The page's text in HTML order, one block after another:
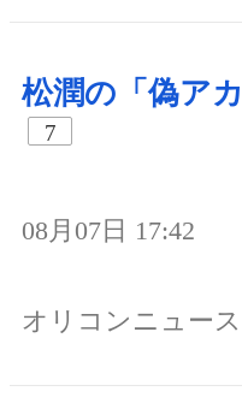
松潤の「偽ア
7
08月07日 17:42
オリコンニュース